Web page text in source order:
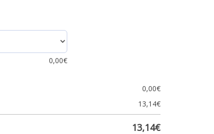
0,00€
0,00€
13,14€
13,14€